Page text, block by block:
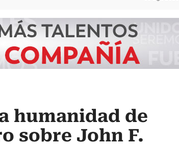
humanidad de
sobre John F.